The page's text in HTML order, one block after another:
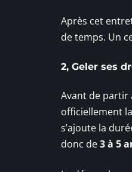
Après cet
de temps. Un
2, Geler ses
Avant de partir
officiellement
s’ajoute la
donc de3 à 5